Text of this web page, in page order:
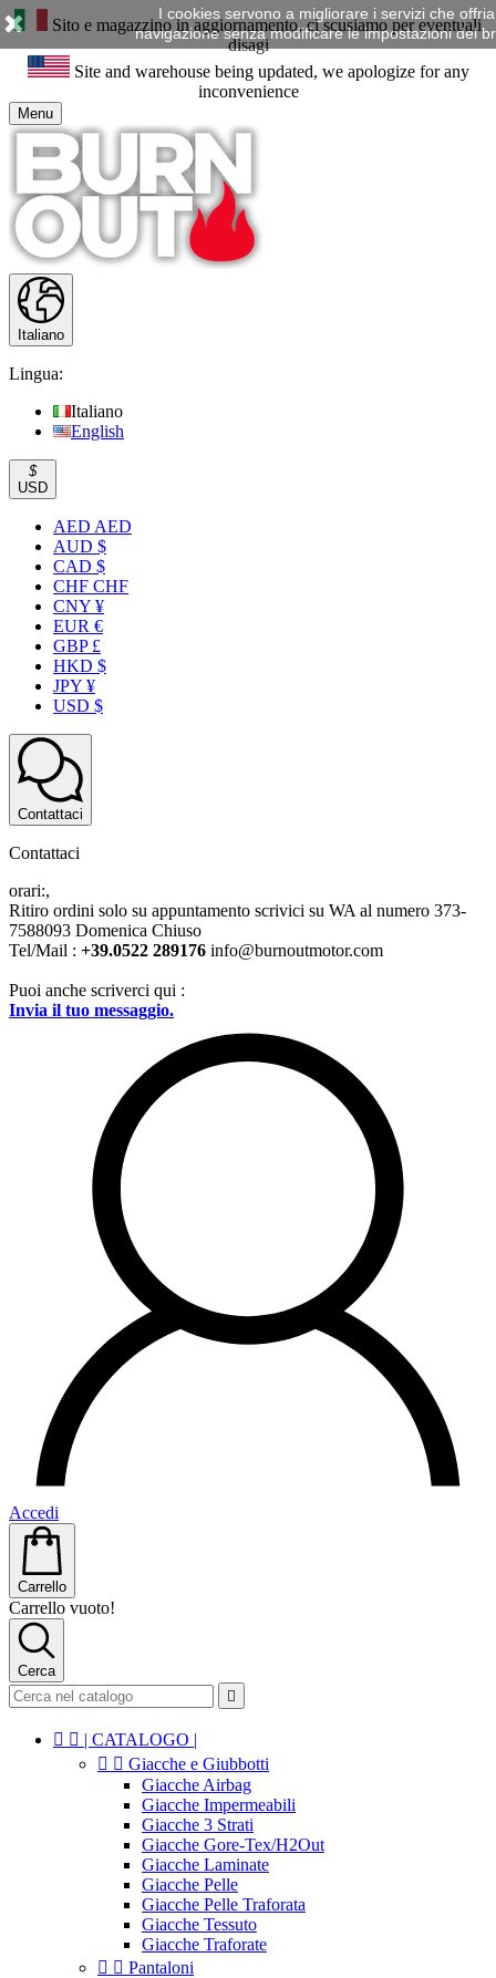
Sito e magazzino in aggiornamento, ci scusiamo per eventuali
disagi
Site and warehouse being updated, we apologize for any
inconvenience
Menu
Italiano
Lingua:
Italiano
English
$
USD
AED AED
AUD $
CAD $
CHF CHF
CNY ¥
EUR €
GBP £
HKD $
JPY ¥
USD $
Contattaci
Contattaci
orari:,
Ritiro ordini solo su appuntamento scrivici su WA al numero 373-
7588093 Domenica Chiuso
Tel/Mail : +39.0522 289176 info@burnoutmotor.com
Puoi anche scriverci qui :
Invia il tuo messaggio.
Accedi
Carrello
Carrello vuoto!
Cerca

  | CATALOGO |
  Giacche e Giubbotti
Giacche Airbag
Giacche Impermeabili
Giacche 3 Strati
Giacche Gore-Tex/H2Out
Giacche Laminate
Giacche Pelle
Giacche Pelle Traforata
Giacche Tessuto
Giacche Traforate
  Pantaloni
I cookies servono a migliorare i servizi che
navigazione senza modificare le impostazioni del